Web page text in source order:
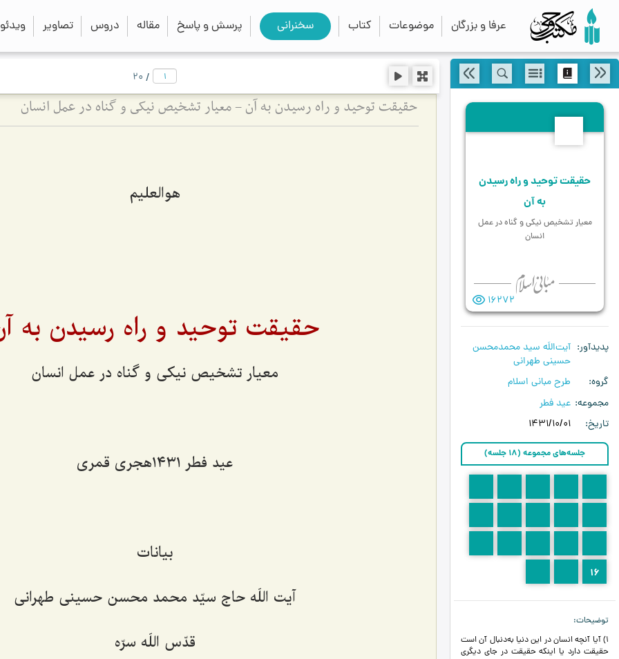
عرفا و بزرگان موضوعات کتاب سخنرانی پرسش و پاسخ مقاله دروس تصاویر ویدئو search
close
حقیقت توحید و راه رسیدن
به آن
معیار تشخیص نیکی و گناه در عمل
انسان
16272
پدیدآور
آیت‌اللَه سید محمدمحسن
حسینی طهرانی
گروه
طرح مبانی اسلام
مجموعه عید فطر
تاریخ
1431/10/01
جلسه‌های مجموعه (18 جلسه)
16
توضیحات
1) آیا آنچه انسان در این دنیا به‌دنبال آن است
حقیقت دارد یا اینکه حقیقت در جای دیگری
/
20
حقیقت توحید و راه رسیدن به آن - معیار تشخیص نیکی و گناه در عمل انسان
هوالعلیم
حقیقت توحید و راه رسیدن به
معیار تشخیص نیکی و گناه در عمل انسان
عید فطر ١٤٣١هجری قمری
بیانات
آیت اللَه حاج سیّد محمد محسن حسینی طهرانی
قدّس اللَه سرّه